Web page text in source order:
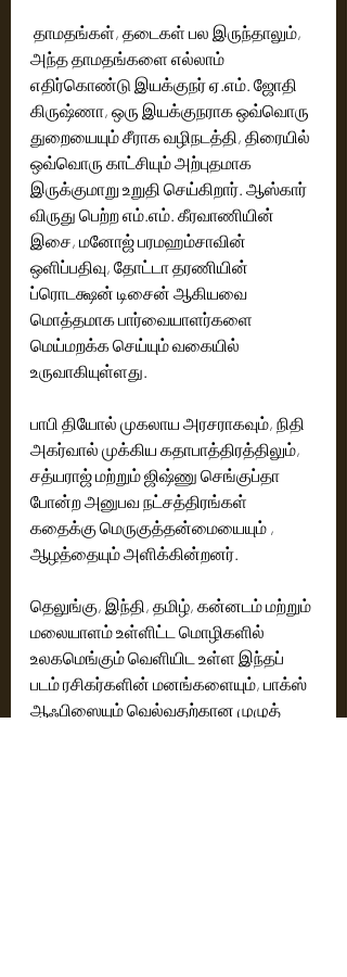
அந்த தாமதங்களை எல்லாம்
எதிர்கொண்டு இயக்குநர் ஏ.எம். ஜோதி
கிருஷ்ணா, ஒரு இயக்குநராக ஒவ்வொரு
துறையையும் சீராக வழிநடத்தி, திரையில்
ஒவ்வொரு காட்சியும் அற்புதமாக
இருக்குமாறு உறுதி செய்கிறார். ஆஸ்கார்
விருது பெற்ற எம்.எம். கீரவாணியின்
இசை, மனோஜ் பரமஹம்சாவின்
ஒளிப்பதிவு, தோட்டா தரணியின்
ப்ரொடக்ஷன் டிசைன் ஆகியவை
மொத்தமாக பார்வையாளர்களை
மெய்மறக்க செய்யும் வகையில்
உருவாகியுள்ளது.
பாபி தியோல் முகலாய அரசராகவும், நிதி
அகர்‌வால் முக்கிய கதாபாத்திரத்திலும்,
சத்யராஜ் மற்றும் ஜிஷ்ணு செங்குப்தா
போன்ற அனுபவ நட்சத்திரங்கள்
கதைக்கு மெருகுத்தன்மையையும் ,
ஆழத்தையும் அளிக்கின்றனர்.
தெலுங்கு, இந்தி, தமிழ், கன்னடம் மற்றும்
மலையாளம் உள்ளிட்ட மொழிகளில்
உலகமெங்கும் வெளியிட உள்ள இந்தப்
படம் ரசிகர்களின் மனங்களையும், பாக்ஸ்
ஆஃபிஸையும் வெல்வதற்கான முழுத்